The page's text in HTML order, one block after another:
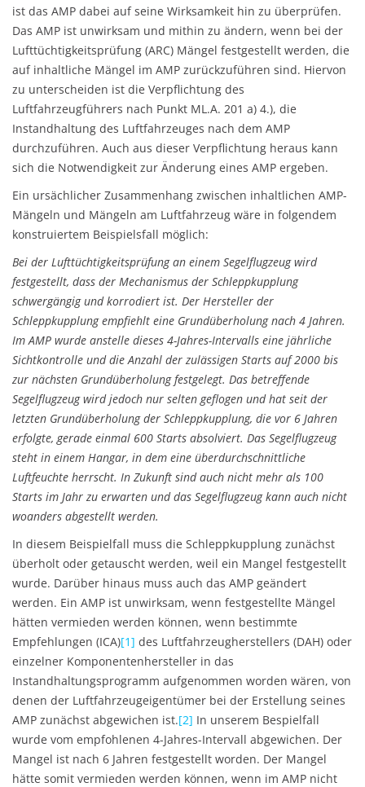
ist das AMP dabei auf seine Wirksamkeit hin zu überprüfen.
Das AMP ist unwirksam und mithin zu ändern, wenn bei der
Lufttüchtigkeitsprüfung (ARC) Mängel festgestellt werden, die
auf inhaltliche Mängel im AMP zurückzuführen sind. Hiervon
zu unterscheiden ist die Verpflichtung des
Luftfahrzeugführers nach Punkt ML.A. 201 a) 4.), die
Instandhaltung des Luftfahrzeuges nach dem AMP
durchzuführen. Auch aus dieser Verpflichtung heraus kann
sich die Notwendigkeit zur Änderung eines AMP ergeben.
Ein ursächlicher Zusammenhang zwischen inhaltlichen AMP-
Mängeln und Mängeln am Luftfahrzeug wäre in folgendem
konstruiertem Beispielsfall möglich:
Bei der Lufttüchtigkeitsprüfung an einem Segelflugzeug wird
festgestellt, dass der Mechanismus der Schleppkupplung
schwergängig und korrodiert ist. Der Hersteller der
Schleppkupplung empfiehlt eine Grundüberholung nach 4 Jahren.
Im AMP wurde anstelle dieses 4-Jahres-Intervalls eine jährliche
Sichtkontrolle und die Anzahl der zulässigen Starts auf 2000 bis
zur nächsten Grundüberholung festgelegt. Das betreffende
Segelflugzeug wird jedoch nur selten geflogen und hat seit der
letzten Grundüberholung der Schleppkupplung, die vor 6 Jahren
erfolgte, gerade einmal 600 Starts absolviert. Das Segelflugzeug
steht in einem Hangar, in dem eine überdurchschnittliche
Luftfeuchte herrscht. In Zukunft sind auch nicht mehr als 100
Starts im Jahr zu erwarten und das Segelflugzeug kann auch nicht
woanders abgestellt werden.
In diesem Beispielfall muss die Schleppkupplung zunächst
überholt oder getauscht werden, weil ein Mangel festgestellt
wurde. Darüber hinaus muss auch das AMP geändert
werden. Ein AMP ist unwirksam, wenn festgestellte Mängel
hätten vermieden werden können, wenn bestimmte
Empfehlungen (ICA)[1] des Luftfahrzeugherstellers (DAH) oder
einzelner Komponentenhersteller in das
Instandhaltungsprogramm aufgenommen worden wären, von
denen der Luftfahrzeugeigentümer bei der Erstellung seines
AMP zunächst abgewichen ist.[2] In unserem Bespielfall
wurde vom empfohlenen 4-Jahres-Intervall abgewichen. Der
Mangel ist nach 6 Jahren festgestellt worden. Der Mangel
hätte somit vermieden werden können, wenn im AMP nicht